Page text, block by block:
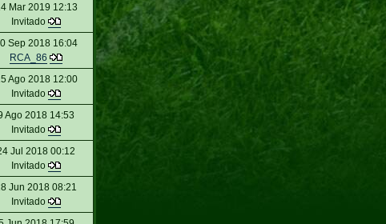
Mar 2019 12:13
Invitado
Sep 2018 16:04
RCA_86
Ago 2018 12:00
Invitado
Ago 2018 14:53
Invitado
Jul 2018 00:12
Invitado
Jun 2018 08:21
Invitado